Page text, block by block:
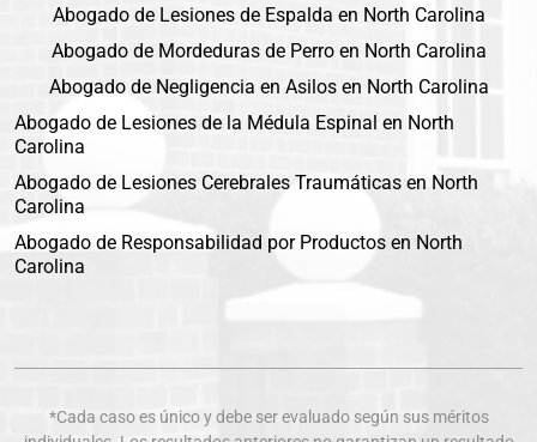
Abogado de Lesiones de Espalda en North Carolina
Abogado de Mordeduras de Perro en North Carolina
Abogado de Negligencia en Asilos en North Carolina
Abogado de Lesiones de la Médula Espinal en North
Carolina
Abogado de Lesiones Cerebrales Traumáticas en North
Carolina
Abogado de Responsabilidad por Productos en North
Carolina
*Cada caso es único y debe ser evaluado según sus méritos